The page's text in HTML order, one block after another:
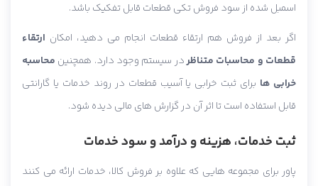
اسمبل شده از سود فروش تکی قطعات قابل تفکیک باشد.
اگر بعد از فروش هم ارتقاء قطعات انجام می دهید، امکان ارتقاء
قطعات و محاسبات متناظردر سیستم وجود دارد. همچنین محاسبه
خرابی ها برای ثبت خرابی یا آسیب قطعات در روند خدمات یا گارانتی
قابل استفاده است تا اثر آن در گزارش های مالی دیده شود.
ثبت خدمات، هزینه و درآمد و سود خدمات
پاور برای مجموعه هایی که علاوه بر فروش کالا، خدمات ارائه می کنند